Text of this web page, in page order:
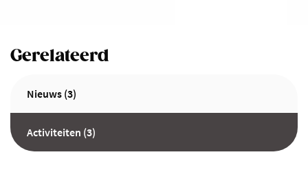
Gerelateerd
Nieuws (3)
Activiteiten (3)